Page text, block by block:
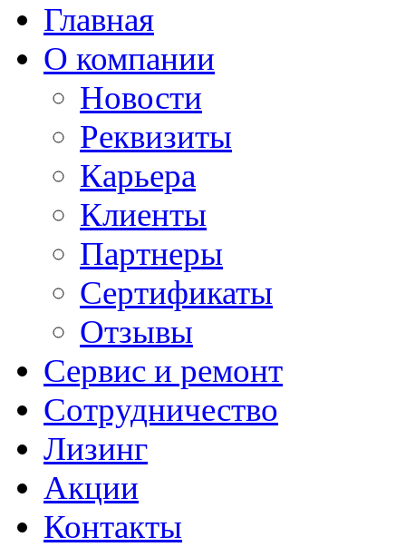
Главная
О компании
Новости
Реквизиты
Карьера
Клиенты
Партнеры
Сертификаты
Отзывы
Сервис и ремонт
Сотрудничество
Лизинг
Акции
Контакты